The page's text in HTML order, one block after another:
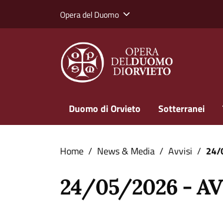
Opera del Duomo
Duomo di Orvieto Sotterranei
Home / News & Media / Avvisi / 24/
24/05/2026 -